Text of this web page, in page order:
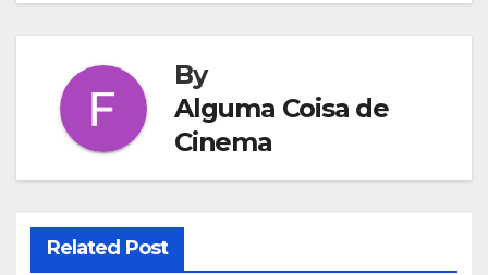
By
Alguma Coisa de
Cinema
Related Post